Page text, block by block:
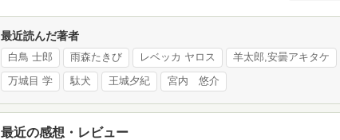
最近読んだ著者
白鳥 士郎 雨森たきび レベッカ ヤロス 羊太郎,安曇アキタケ
万城目 学 駄犬 王城夕紀 宮内 悠介
最近の感想・レビュー